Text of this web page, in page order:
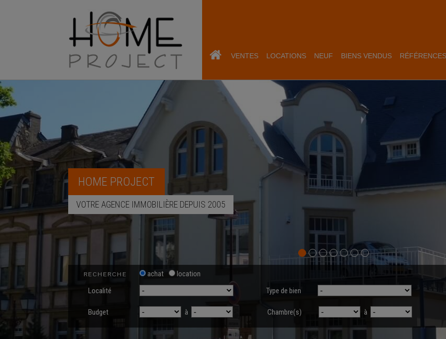
VENTES LOCATIONS NEUF BIENS VENDUS RÉFÉRENCES
HOME PROJECT
VOTRE AGENCE IMMOBILIÈRE DEPUIS 2005
RECHERCHE achat
location
Localité
Type de bien
Budget à Chambre(s) à